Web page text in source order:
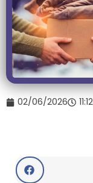
02/06/2026 11:12